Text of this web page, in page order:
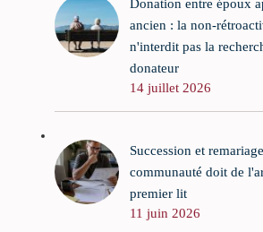
Donation entre époux
ancien : la non-
n'interdit pas la
donateur
14 juillet 2026
Succession et
communauté doit de
premier lit
11 juin 2026